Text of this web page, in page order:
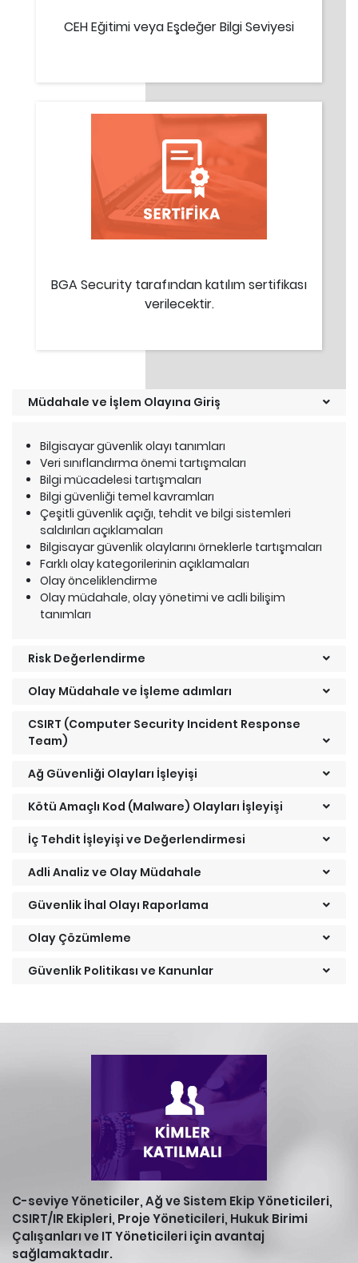
CEH Eğitimi veya Eşdeğer Bilgi Seviyesi
BGA Security tarafından katılım sertifikası
verilecektir.
Müdahale ve İşlem Olayına Giriş
Bilgisayar güvenlik olayı tanımları
Veri sınıflandırma önemi tartışmaları
Bilgi mücadelesi tartışmaları
Bilgi güvenliği temel kavramları
Çeşitli güvenlik açığı, tehdit ve bilgi sistemleri
saldırıları açıklamaları
Bilgisayar güvenlik olaylarını örneklerle tartışmaları
Farklı olay kategorilerinin açıklamaları
Olay önceliklendirme
Olay müdahale, olay yönetimi ve adli bilişim
tanımları
Risk Değerlendirme
Olay Müdahale ve İşleme adımları
CSIRT (Computer Security Incident Response
Team)
Ağ Güvenliği Olayları İşleyişi
Kötü Amaçlı Kod (Malware) Olayları İşleyişi
İç Tehdit İşleyişi ve Değerlendirmesi
Adli Analiz ve Olay Müdahale
Güvenlik İhal Olayı Raporlama
Olay Çözümleme
Güvenlik Politikası ve Kanunlar
C-seviye Yöneticiler, Ağ ve Sistem Ekip Yöneticileri,
CSIRT/IR Ekipleri, Proje Yöneticileri, Hukuk Birimi
Çalışanları ve IT Yöneticileri için avantaj
sağlamaktadır.